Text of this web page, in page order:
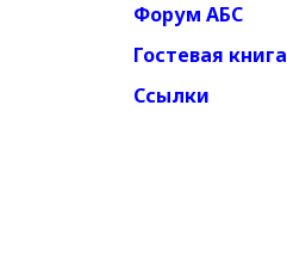
Форум АБС
Гостевая книга
Ссылки